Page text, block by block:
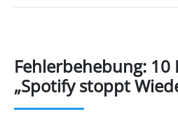
Fehlerbehebung:
„Spotify stoppt